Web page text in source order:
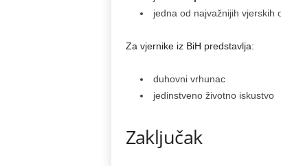
jedna od najvažnijih vjerskih
Za vjernike iz BiH predstavlja:
duhovni vrhunac
jedinstveno životno iskustvo
Zaključak